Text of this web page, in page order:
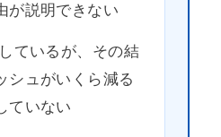
が説明できない
ているが、その結
シュがいくら減る
ていない